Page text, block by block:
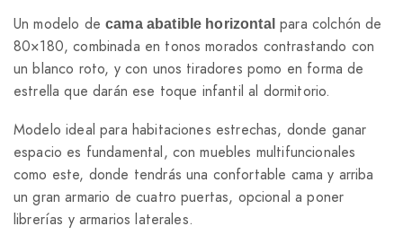
Un modelo decama abatible horizontal para colchón de
80×180, combinada en tonos morados contrastando con
un blanco roto, y con unos tiradores pomo en forma de
estrella que darán ese toque infantil al dormitorio.
Modelo ideal para habitaciones estrechas, donde ganar
espacio es fundamental, con muebles multifuncionales
como este, donde tendrás una confortable cama y arriba
un gran armario de cuatro puertas, opcional a poner
librerías y armarios laterales.